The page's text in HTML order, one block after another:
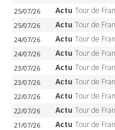
25/07/26 Actu Tour de France 2026 –
25/07/26 Actu Tour de France 2026 – Étape 20
24/07/26 Actu Tour de France 2026 – Tadej
24/07/26 Actu Tour de France 2026 –
23/07/26 Actu Tour de France 2026 – Carapaz
23/07/26 Actu Tour de France 2026 – Étape
22/07/26 Actu Tour de France 2026 –
22/07/26 Actu Tour de France 2026 –
21/07/26 Actu Tour de France 2026 –